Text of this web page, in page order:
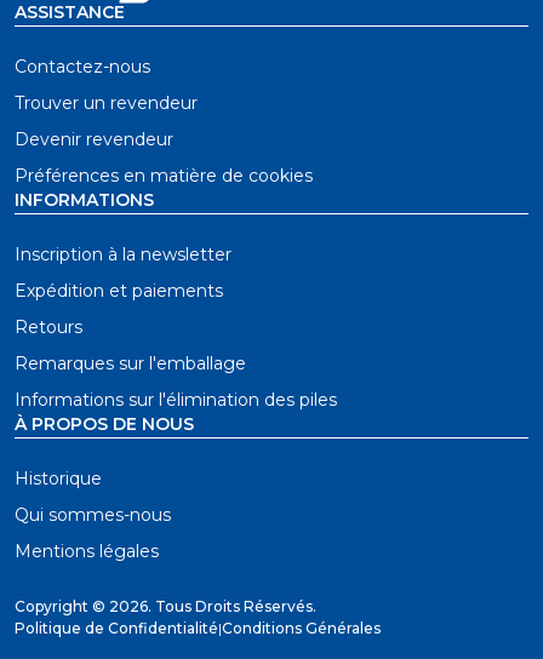
ASSISTANCE
Contactez-nous
Trouver un revendeur
Devenir revendeur
Préférences en matière de cookies
INFORMATIONS
Inscription à la newsletter
Expédition et paiements
Retours
Remarques sur l'emballage
Informations sur l'élimination des piles
À PROPOS DE NOUS
Historique
Qui sommes-nous
Mentions légales
Copyright © 2026. Tous Droits Réservés.
Politique de Confidentialité|Conditions Générales